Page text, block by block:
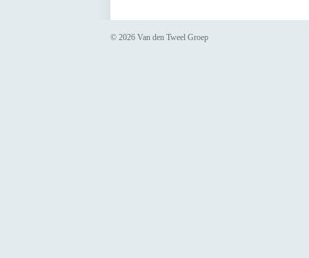
© 2026 Van den Tweel Groep